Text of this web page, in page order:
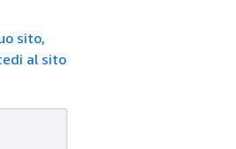
sito,
al sito